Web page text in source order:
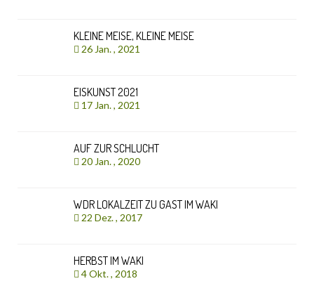
KLEINE MEISE, KLEINE MEISE
26 Jan. , 2021
EISKUNST 2021
17 Jan. , 2021
AUF ZUR SCHLUCHT
20 Jan. , 2020
WDR LOKALZEIT ZU GAST IM WAKI
22 Dez. , 2017
HERBST IM WAKI
4 Okt. , 2018